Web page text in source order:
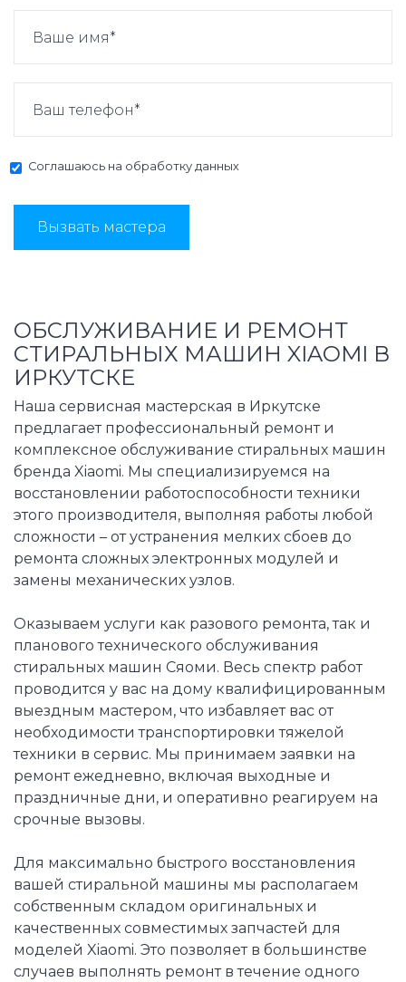
Соглашаюсь на обработку данных
Вызвать мастера
ОБСЛУЖИВАНИЕ И РЕМОНТ
СТИРАЛЬНЫХ МАШИН XIAOMI В
ИРКУТСКЕ
Наша сервисная мастерская в Иркутске
предлагает профессиональный ремонт и
комплексное обслуживание стиральных машин
бренда Xiaomi. Мы специализируемся на
восстановлении работоспособности техники
этого производителя, выполняя работы любой
сложности – от устранения мелких сбоев до
ремонта сложных электронных модулей и
замены механических узлов.
Оказываем услуги как разового ремонта, так и
планового технического обслуживания
стиральных машин Сяоми. Весь спектр работ
проводится у вас на дому квалифицированным
выездным мастером, что избавляет вас от
необходимости транспортировки тяжелой
техники в сервис. Мы принимаем заявки на
ремонт ежедневно, включая выходные и
праздничные дни, и оперативно реагируем на
срочные вызовы.
Для максимально быстрого восстановления
вашей стиральной машины мы располагаем
собственным складом оригинальных и
качественных совместимых запчастей для
моделей Xiaomi. Это позволяет в большинстве
случаев выполнять ремонт в течение одного